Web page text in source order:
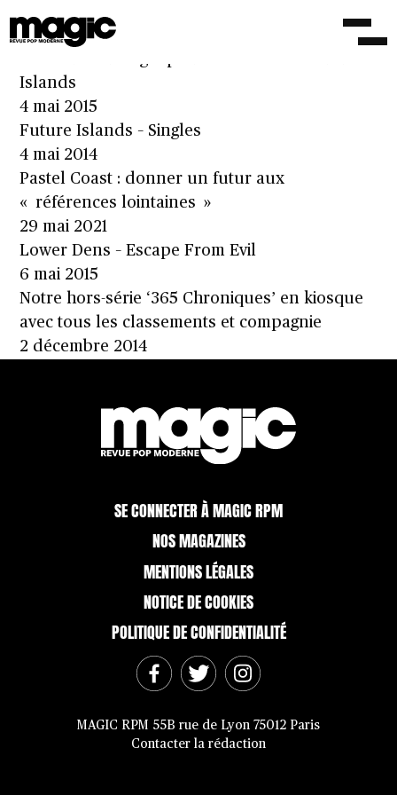
22 juin 2015
Islands
4 mai 2015
Future Islands – Singles
4 mai 2014
Pastel Coast : donner un futur aux
« références lointaines »
29 mai 2021
Lower Dens – Escape From Evil
6 mai 2015
Notre hors-série ‘365 Chroniques’ en kiosque
avec tous les classements et compagnie
2 décembre 2014
SE CONNECTER À MAGIC RPM
NOS MAGAZINES
MENTIONS LÉGALES
NOTICE DE COOKIES
POLITIQUE DE CONFIDENTIALITÉ
MAGIC RPM 55B rue de Lyon 75012 Paris
Contacter la rédaction